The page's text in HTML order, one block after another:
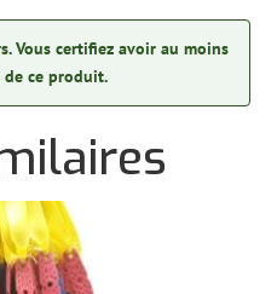
Vous certifiez avoir au moins
de ce produit.